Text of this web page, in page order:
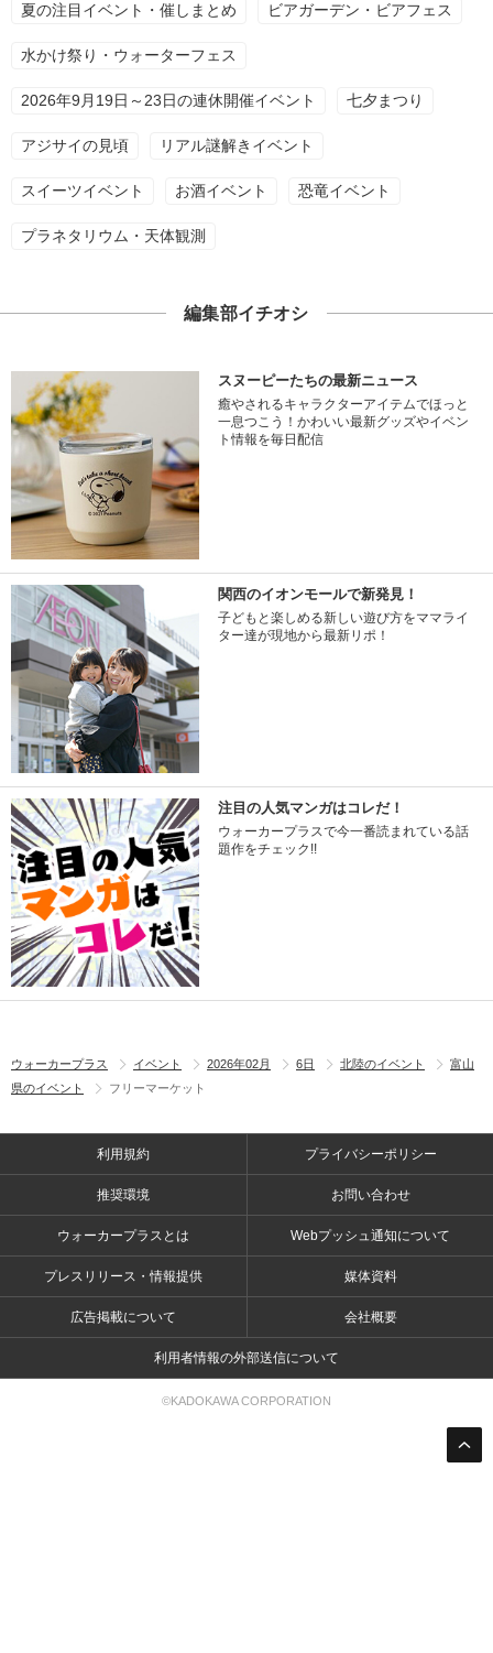
夏の注目イベント・催しまとめ ビアガーデン・ビアフェス
水かけ祭り・ウォーターフェス
2026年9月19日～23日の連休開催イベント 七夕まつり
アジサイの見頃 リアル謎解きイベント
スイーツイベント お酒イベント 恐竜イベント
プラネタリウム・天体観測
編集部イチオシ
スヌーピーたちの最新ニュース
癒やされるキャラクターアイテムでほっと
一息つこう！かわいい最新グッズやイベン
ト情報を毎日配信
関西のイオンモールで新発見！
子どもと楽しめる新しい遊び方をママライ
ター達が現地から最新リポ！
注目の人気マンガはコレだ！
ウォーカープラスで今一番読まれている話
題作をチェック!!
ウォーカープラス イベント 2026年02月 6日 北陸のイベント
富山
県のイベント
フリーマーケット
利用規約 プライバシーポリシー
推奨環境 お問い合わせ
ウォーカープラスとは Webプッシュ通知について
プレスリリース・情報提供 媒体資料
広告掲載について 会社概要
利用者情報の外部送信について
©KADOKAWA CORPORATION